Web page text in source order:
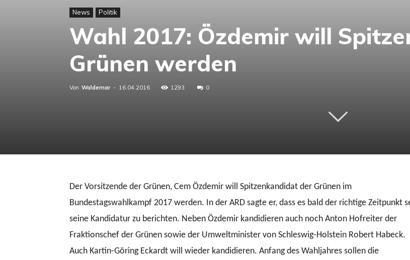
News Politik
Wahl 2017: Özdemir will
Grünen werden
Von Waldemar - 16.04.2016 1293 0
Der Vorsitzende der Grünen, Cem Özdemir will Spitzenkandidat der Grünen im
Bundestagswahlkampf 2017 werden. In der ARD sagte er, dass es bald der richtige Zeitpunkt
seine Kandidatur zu berichten. Neben Özdemir kandidieren auch noch Anton Hofreiter der
Fraktionschef der Grünen sowie der Umweltminister von Schleswig-Holstein Robert Habeck.
Auch Kartin-Göring Eckardt will wieder kandidieren. Anfang des Wahljahres sollen die